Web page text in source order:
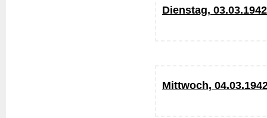
Dienstag, 03.03.1942
Mittwoch,